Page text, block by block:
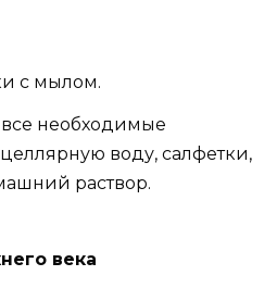
с мылом.
все необходимые
воду, салфетки,
раствор.
века